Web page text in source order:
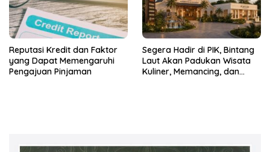
Reputasi Kredit dan Faktor
yang Dapat Memengaruhi
Pengajuan Pinjaman
Segera Hadir di PIK, Bintang
Laut Akan Padukan Wisata
Kuliner, Memancing, dan